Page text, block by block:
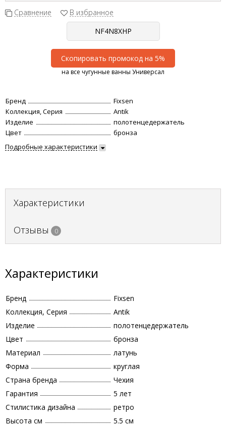
Сравнение В избранное
Скопировать промокод на 5%
на все чугунные ванны Универсал
Бренд
Fixsen
Коллекция, Серия
Antik
Изделие
полотенцедержатель
Цвет
бронза
Подробные характеристики
Характеристики
Отзывы 0
Характеристики
Бренд
Fixsen
Коллекция, Серия
Antik
Изделие
полотенцедержатель
Цвет
бронза
Материал
латунь
Форма
круглая
Страна бренда
Чехия
Гарантия
5 лет
Стилистика дизайна
ретро
Высота см
5.5 см